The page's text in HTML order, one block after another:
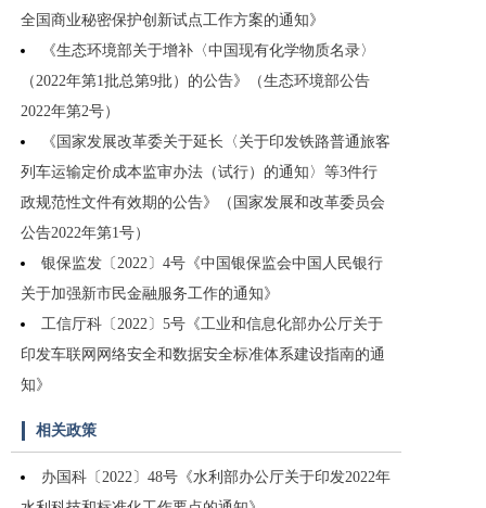
全国商业秘密保护创新试点工作方案的通知》
《生态环境部关于增补〈中国现有化学物质名录〉
（2022年第1批总第9批）的公告》（生态环境部公告
2022年第2号）
《国家发展改革委关于延长〈关于印发铁路普通旅客
列车运输定价成本监审办法（试行）的通知〉等3件行
政规范性文件有效期的公告》（国家发展和改革委员会
公告2022年第1号）
银保监发〔2022〕4号《中国银保监会中国人民银行
关于加强新市民金融服务工作的通知》
工信厅科〔2022〕5号《工业和信息化部办公厅关于
印发车联网网络安全和数据安全标准体系建设指南的通
知》
相关政策
办国科〔2022〕48号《水利部办公厅关于印发2022年